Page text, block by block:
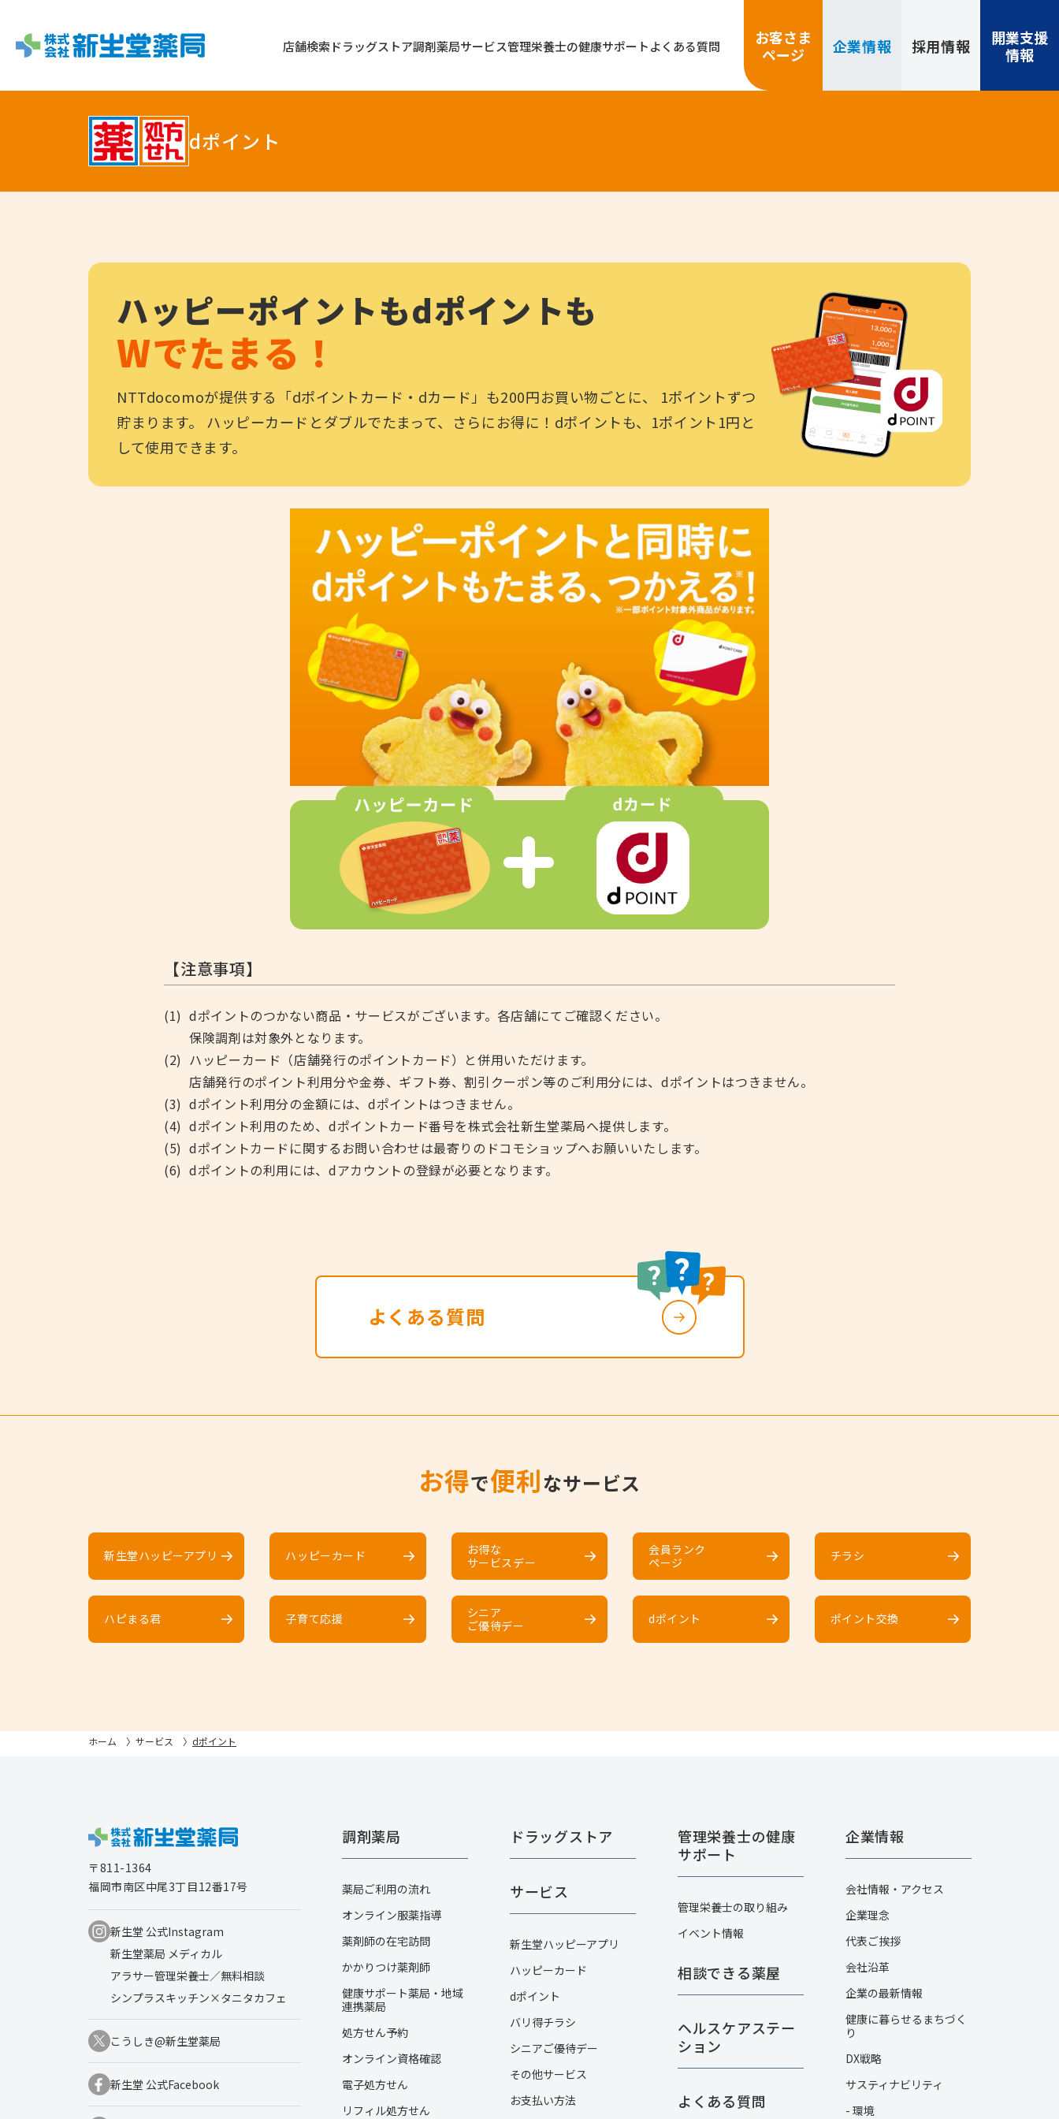
店舗検索 ドラッグストア調剤薬局サービス管理栄養士の健康サポートよくある質問
お客さま
ページ
企業情報 採用情報
開業支援
情報
dポイント
ハッピーポイントもdポイントも
Wでたまる！
NTTdocomoが提供する「dポイントカード・dカード」も200円お買い物ごとに、 1ポイントずつ
貯まります。 ハッピーカードとダブルでたまって、さらにお得に！dポイントも、1ポイント1円と
して使用できます。
【注意事項】
dポイントのつかない商品・サービスがございます。各店舗にてご確認ください。
保険調剤は対象外となります。
ハッピーカード（店舗発行のポイントカード）と併用いただけます。
店舗発行のポイント利用分や金券、ギフト券、割引クーポン等のご利用分には、dポイントはつきません。
dポイント利用分の金額には、dポイントはつきません。
dポイント利用のため、dポイントカード番号を株式会社新生堂薬局へ提供します。
dポイントカードに関するお問い合わせは最寄りのドコモショップへお願いいたします。
dポイントの利用には、dアカウントの登録が必要となります。
よくある質問
お得で便利なサービス
新生堂ハッピーアプリ ハッピーカード
お得な
サービスデー
会員ランク
ページ
チラシ
ハピまる君 子育て応援
シニア
ご優待デー
dポイント ポイント交換
ホーム サービス dポイント
〒811-1364
福岡市南区中尾3丁目12番17号
新生堂 公式Instagram
新生堂薬局 メディカル
アラサー管理栄養士／無料相談
シンプラスキッチン×タニタカフェ
こうしき@新生堂薬局
新生堂 公式Facebook
調剤薬局
薬局ご利用の流れ
オンライン服薬指導
薬剤師の在宅訪問
かかりつけ薬剤師
健康サポート薬局・地域
連携薬局
処方せん予約
オンライン資格確認
電子処方せん
リフィル処方せん
ドラッグストア
サービス
新生堂ハッピーアプリ
ハッピーカード​
dポイント
バリ得チラシ
シニアご優待デー
その他サービス​
お支払い方法
管理栄養士の健康
サポート
管理栄養士の取り組み
イベント情報
相談できる薬屋
ヘルスケアステー
ション
よくある質問
企業情報
会社情報・アクセス
企業理念
代表ご挨拶
会社沿革
企業の最新情報
健康に暮らせるまちづく
り
DX戦略
サスティナビリティ
- 環境